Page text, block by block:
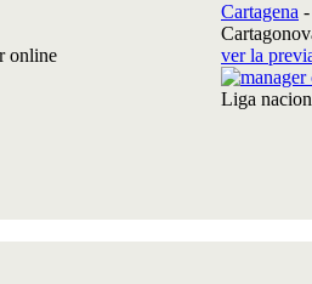
Cartagena
ver la
Liga